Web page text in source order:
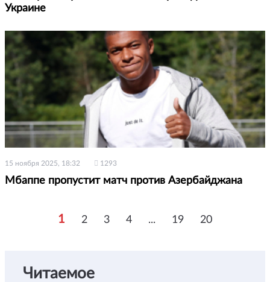
Украине
15 ноября 2025, 18:32 1293
Мбаппе пропустит матч против Азербайджана
1 2 3 4 ... 19 20
Читаемое